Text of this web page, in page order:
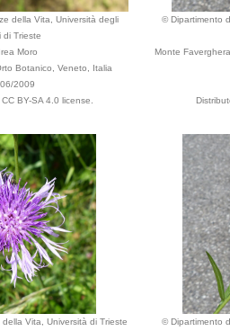
della Vita, Università degli
di Trieste
Moro
Botanico, Veneto, Italia
2009
BY-SA 4.0 license.
© Dipartimento
Monte
Vita, Università di Trieste
© Dipartimento